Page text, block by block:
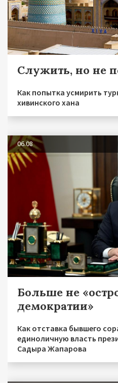
Служить, но не
Как попытка усмирить
хивинского хана
06.08
Больше не
демократии»
Как отставка бывшего
единоличную власть
Садыра Жапарова